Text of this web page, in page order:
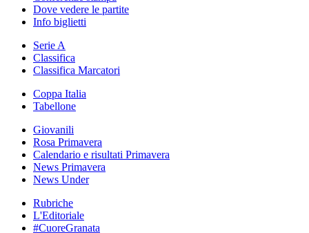
Dove vedere le partite
Info biglietti
Serie A
Classifica
Classifica Marcatori
Coppa Italia
Tabellone
Giovanili
Rosa Primavera
Calendario e risultati Primavera
News Primavera
News Under
Rubriche
L'Editoriale
#CuoreGranata